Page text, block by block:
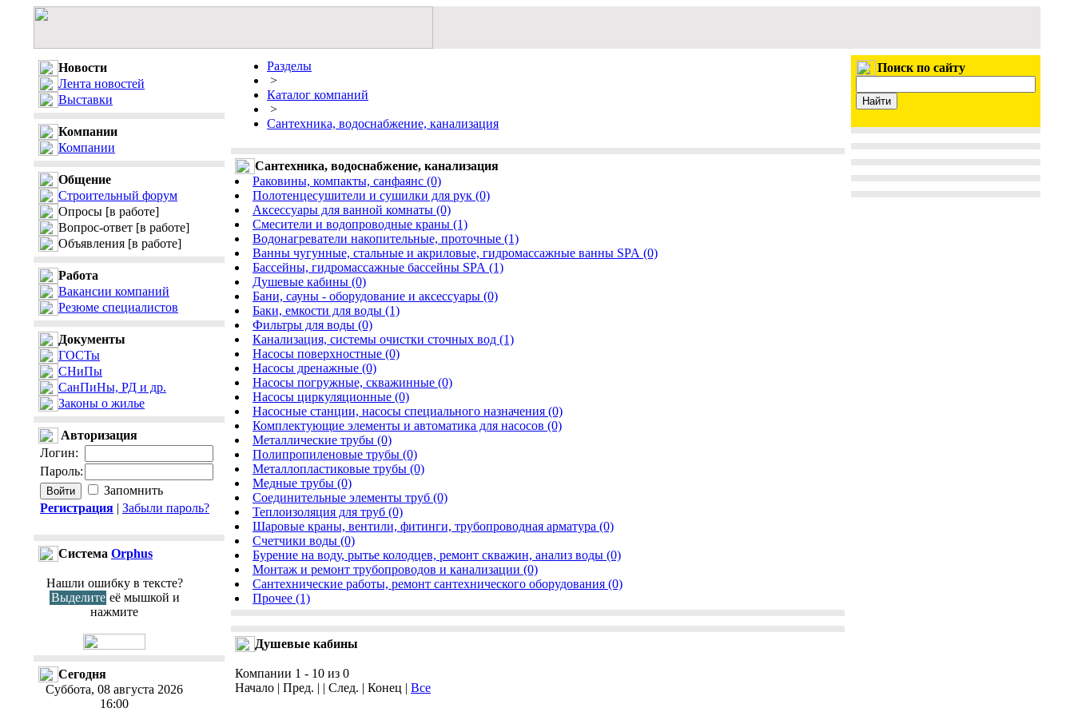
Новости
Лента новостей
Выставки
Компании
Компании
Общение
Строительный форум
Опросы [в работе]
Вопрос-ответ [в работе]
Объявления [в работе]
Работа
Вакансии компаний
Резюме специалистов
Документы
ГОСТы
СНиПы
СанПиНы, РД и др.
Законы о жилье
Авторизация
Логин:
Пароль:
Запомнить
Регистрация | Забыли пароль?
Cистема Orphus
Нашли ошибку в тексте?
Выделите её мышкой и
нажмите
Сегодня
Суббота, 08 августа 2026
16:00
Разделы
>
Каталог компаний
>
Сантехника, водоснабжение, канализация
Сантехника, водоснабжение, канализация
Раковины, компакты, санфаянс (0)
Полотенцесушители и сушилки для рук (0)
Аксессуары для ванной комнаты (0)
Смесители и водопроводные краны (1)
Водонагреватели накопительные, проточные (1)
Ванны чугунные, стальные и акриловые, гидромассажные ванны SPA (0)
Бассейны, гидромассажные бассейны SPA (1)
Душевые кабины (0)
Бани, сауны - оборудование и аксессуары (0)
Баки, емкости для воды (1)
Фильтры для воды (0)
Канализация, системы очистки сточных вод (1)
Насосы поверхностные (0)
Насосы дренажные (0)
Насосы погружные, скважинные (0)
Насосы циркуляционные (0)
Насосные станции, насосы специального назначения (0)
Комплектующие элементы и автоматика для насосов (0)
Металлические трубы (0)
Полипропиленовые трубы (0)
Металлопластиковые трубы (0)
Медные трубы (0)
Соединительные элементы труб (0)
Теплоизоляция для труб (0)
Шаровые краны, вентили, фитинги, трубопроводная арматура (0)
Счетчики воды (0)
Бурение на воду, рытье колодцев, ремонт скважин, анализ воды (0)
Монтаж и ремонт трубопроводов и канализации (0)
Сантехнические работы, ремонт сантехнического оборудования (0)
Прочее (1)
Душевые кабины
Компании 1 - 10 из 0
Начало | Пред. | | След. | Конец | Все
Поиск по сайту